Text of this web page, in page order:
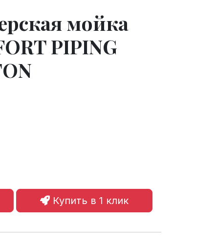
мойка
PIPING
Купить в 1 клик